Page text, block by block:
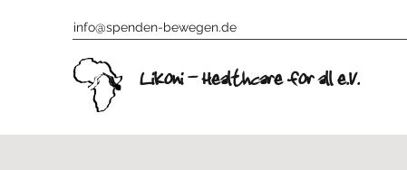
info@spenden-bewegen.de
Likoni - Healthcare for all e.V.